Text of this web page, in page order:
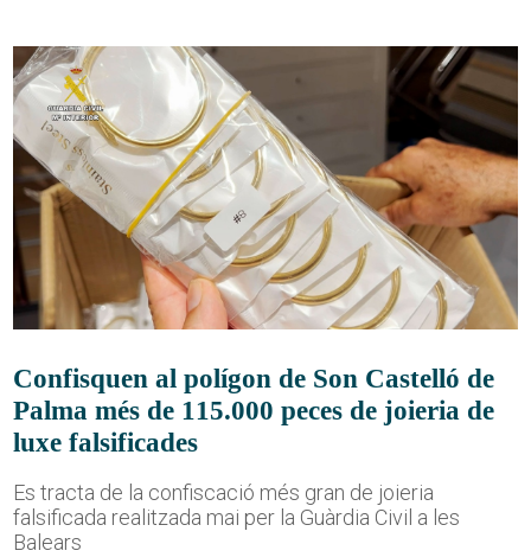
Confisquen al polígon de Son Castelló de
Palma més de 115.000 peces de joieria de
luxe falsificades
Es tracta de la confiscació més gran de joieria
falsificada realitzada mai per la Guàrdia Civil a les
Balears